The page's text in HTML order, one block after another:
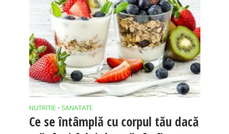
NUTRITIE • SANATATE
Ce se întâmplă cu corpul tău dacă